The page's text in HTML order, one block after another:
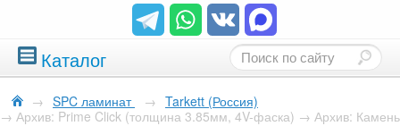
Каталог
→ SPC ламинат → Tarkett (Россия)
→ Архив: Prime Click (толщина 3.85мм, 4V-фаска) → Архив: Камень